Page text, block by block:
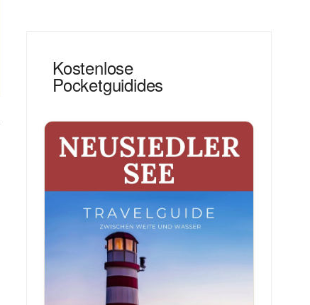
Kostenlose
Pocketguidides